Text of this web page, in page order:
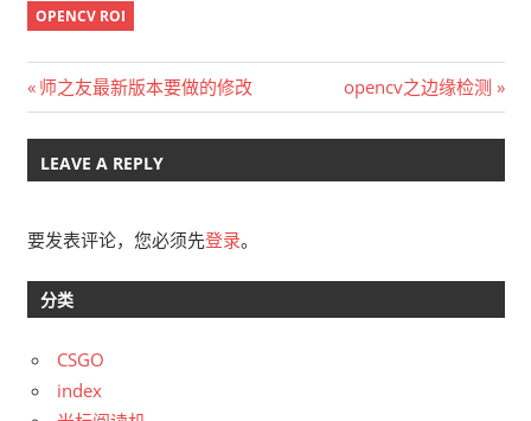
OPENCV ROI
文
章
导
航
Previous
Post:
师之友最新版本要做的修改
Next
Post:
opencv之边缘检测
LEAVE A REPLY
要发表评论，您必须先登录。
分类
CSGO
index